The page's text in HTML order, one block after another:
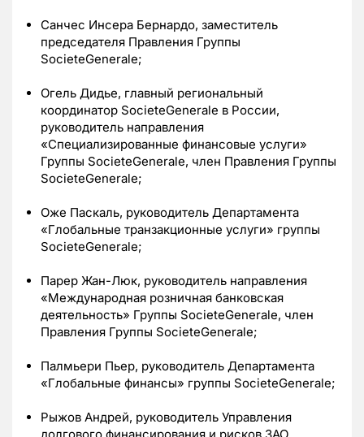
Санчес Инсера Бернардо, заместитель
председателя Правления Группы
SocieteGenerale;
Огель Дидье, главный региональный
координатор SocieteGenerale в России,
руководитель направления
«Специализированные финансовые услуги»
Группы SocieteGenerale, член Правления Группы
SocieteGenerale;
Оже Паскаль, руководитель Департамента
«Глобальные транзакционные услуги» группы
SocieteGenerale;
Парер Жан-Люк, руководитель направления
«Международная розничная банковская
деятельность» Группы SocieteGenerale, член
Правления Группы SocieteGenerale;
Палмьери Пьер, руководитель Департамента
«Глобальные финансы» группы SocieteGenerale;
Рыжов Андрей, руководитель Управления